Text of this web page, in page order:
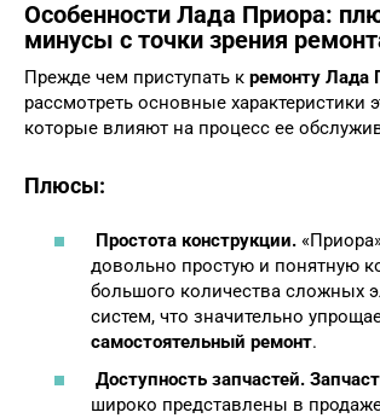
Особенности Лада Приора:
минусы с точки зрения
Прежде чем приступать к ремонту Лада
рассмотреть основные характеристики
которые влияют на процесс ее
Плюсы:
Простота конструкции.
довольно простую и понятную
большого количества сложных
систем, что значительно
самостоятельный ремонт.
Доступность запчастей.
широко представлены в